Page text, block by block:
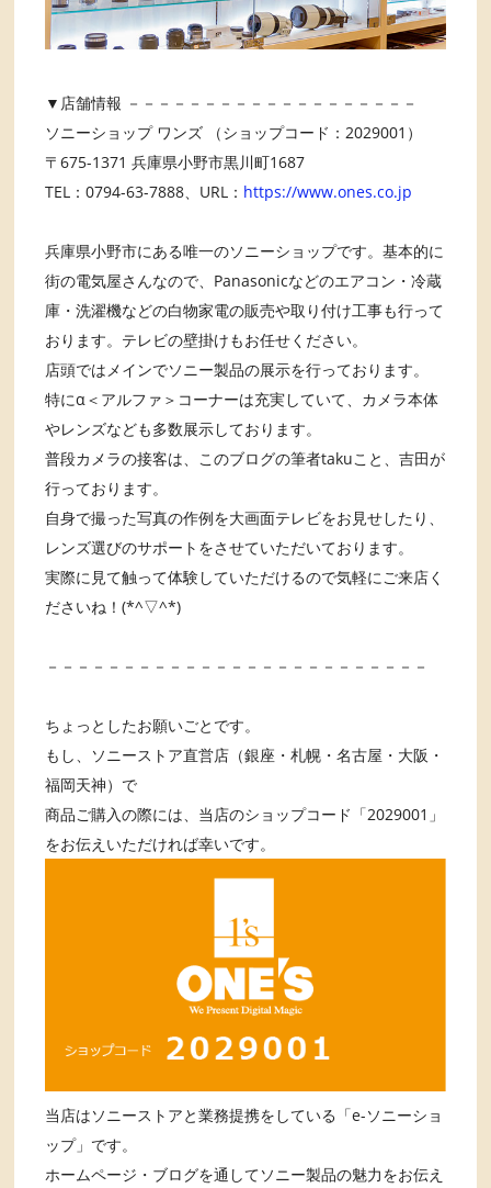
▼店舗情報 －－－－－－－－－－－－－－－－－－－
ソニーショップ ワンズ （ショップコード：2029001）
〒675-1371 兵庫県小野市黒川町1687
TEL：0794-63-7888、URL： https://www.ones.co.jp
兵庫県小野市にある唯一のソニーショップです。基本的に
街の電気屋さんなので、Panasonicなどのエアコン・冷蔵
庫・洗濯機などの白物家電の販売や取り付け工事も行って
おります。テレビの壁掛けもお任せください。
店頭ではメインでソニー製品の展示を行っております。
特にα＜アルファ＞コーナーは充実していて、カメラ本体
やレンズなども多数展示しております。
普段カメラの接客は、このブログの筆者takuこと、吉田が
行っております。
自身で撮った写真の作例を大画面テレビをお見せしたり、
レンズ選びのサポートをさせていただいております。
実際に見て触って体験していただけるので気軽にご来店く
ださいね！(*^▽^*)
－－－－－－－－－－－－－－－－－－－－－－－－－
ちょっとしたお願いごとです。
もし、ソニーストア直営店（銀座・札幌・名古屋・大阪・
福岡天神）で
商品ご購入の際には、当店のショップコード「2029001」
をお伝えいただければ幸いです。
当店はソニーストアと業務提携をしている「e-ソニーショ
ップ」です。
ホームページ・ブログを通してソニー製品の魅力をお伝え